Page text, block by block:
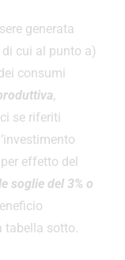
generata
cui al punto a)
consumi
,
se riferiti
per effetto del
soglie del 3% o
tabella sotto.